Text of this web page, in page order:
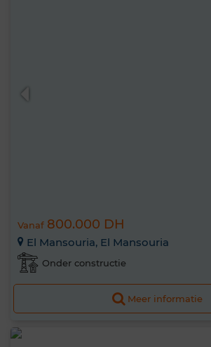
Vanaf 800.000 DH
El Mansouria, El Mansouria
Onder constructie
Meer informatie